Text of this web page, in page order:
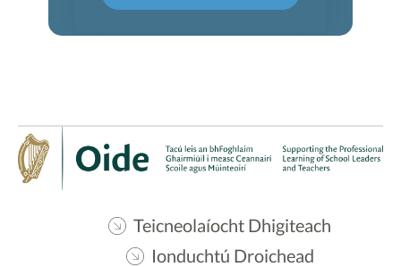
Teicneolaíocht Dhigiteach
Ionduchtú Droichead